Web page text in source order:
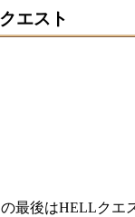
エスト
最後はHELLクエ